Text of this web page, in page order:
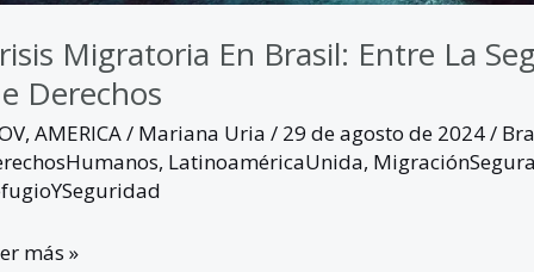
Migratoria En Brasil: Entre La
Derechos
, AMERICA/ Mariana Uria / 29 de agosto de 2024/
, LatinoaméricaUnida, MigraciónSegura
más »